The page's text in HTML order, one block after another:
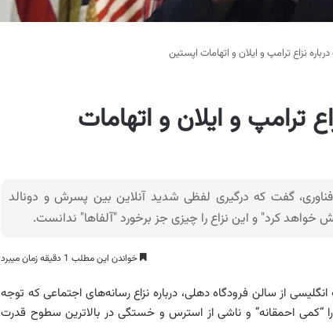
نزاع ترامپ و ایلان و اتهامات اپستین
ترامپ و ایلان و اتهامات
گفت که درگیری لفظی شدید آنلاین بین پسرش و دونالد
خواهد کرد" و این نزاع را چیزی جز برخورد "آلفاها" ندانست.
خواندن این مطلب 1 دقیقه زمان میبرد
از سالن فرودگاه دهلی، درباره نزاع رسانه‌های اجتماعی که توجه
“کمی احمقانه” و ناشی از استرس و خستگی در بالاترین سطوح قدرت